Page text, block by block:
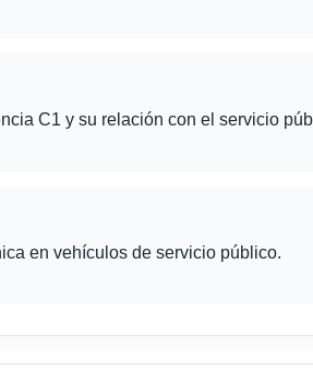
C1 y su relación con el servicio
en vehículos de servicio público.